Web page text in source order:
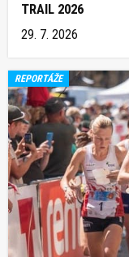
TRAIL 2026
29. 7. 2026
REPORTÁŽE